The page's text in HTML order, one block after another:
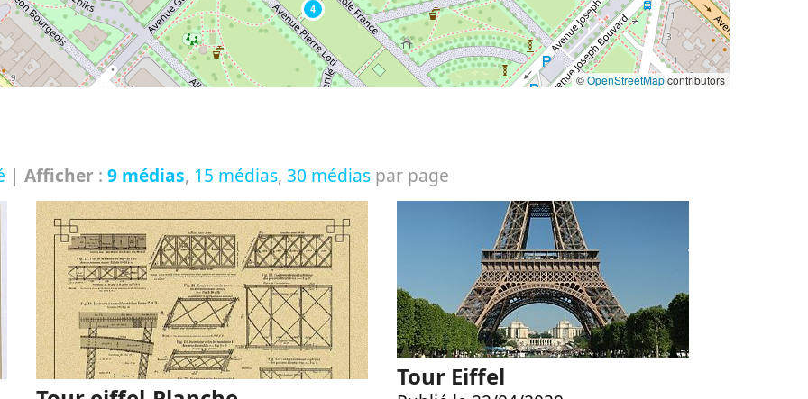
4
©OpenStreetMapcontributors
| Afficher : 9 médias, 15 médias, 30 médias par page
Tour Eiffel